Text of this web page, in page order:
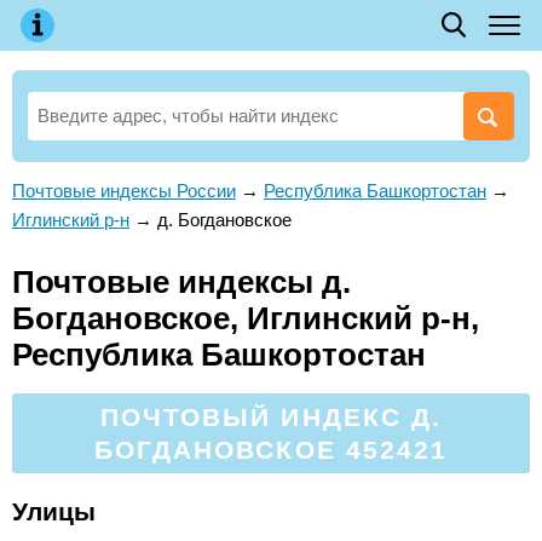
Почтовые индексы России → Республика Башкортостан →
Иглинский р-н → д. Богдановское
Почтовые индексы д.
Богдановское, Иглинский р-н,
Республика Башкортостан
ПОЧТОВЫЙ ИНДЕКС Д.
БОГДАНОВСКОЕ 452421
Улицы